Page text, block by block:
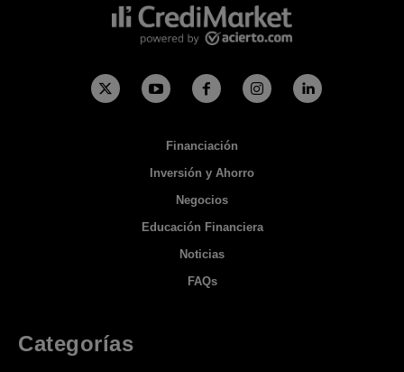
Financiación
Inversión y Ahorro
Negocios
Educación Financiera
Noticias
FAQs
Categorías